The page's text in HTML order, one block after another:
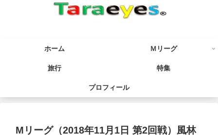
ホーム Ｍリーグ
旅行 特集
プロフィール
Mリーグ（2018年11月1日 第2回戦）風林